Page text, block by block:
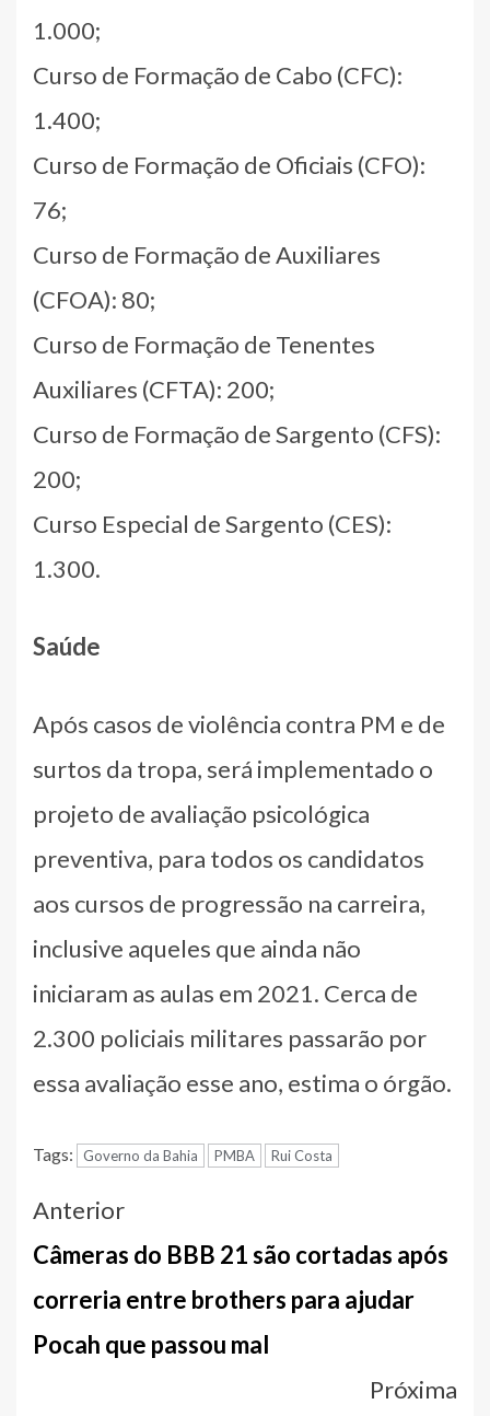
1.000;
Curso de Formação de Cabo (CFC):
1.400;
Curso de Formação de Oficiais (CFO):
76;
Curso de Formação de Auxiliares
(CFOA): 80;
Curso de Formação de Tenentes
Auxiliares (CFTA): 200;
Curso de Formação de Sargento (CFS):
200;
Curso Especial de Sargento (CES):
1.300.
Saúde
Após casos de violência contra PM e de
surtos da tropa, será implementado o
projeto de avaliação psicológica
preventiva, para todos os candidatos
aos cursos de progressão na carreira,
inclusive aqueles que ainda não
iniciaram as aulas em 2021. Cerca de
2.300 policiais militares passarão por
essa avaliação esse ano, estima o órgão.
Tags: Governo da Bahia PMBA Rui Costa
Navegação
entre
notícias
Anterior
Câmeras do BBB 21 são cortadas após
correria entre brothers para ajudar
Pocah que passou mal
Próxima